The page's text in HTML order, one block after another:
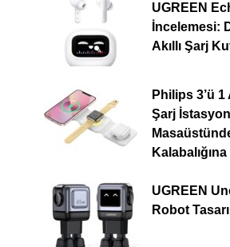
UGREEN
İncelemesi:
Akıllı Şarj
Philips 3’ü
Şarj
UGREEN
Robot